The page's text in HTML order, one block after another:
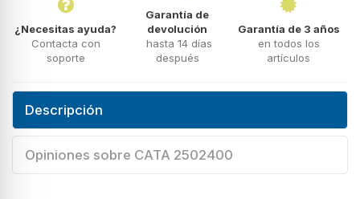
¿Necesitas ayuda?
Contacta con
soporte
Garantía de
devolución
hasta 14 días
después
Garantía de 3 años
en todos los
artículos
Descripción
Opiniones sobre CATA 2502400